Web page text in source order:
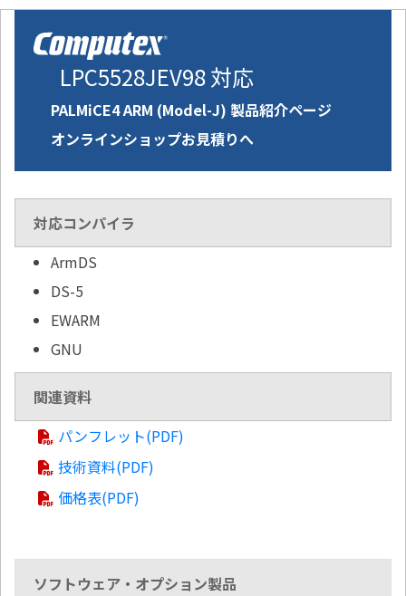
LPC5528JEV98 対応
PALMiCE4 ARM (Model-J) 製品紹介ページ
オンラインショップお見積りへ
対応コンパイラ
ArmDS
DS-5
EWARM
GNU
関連資料
パンフレット(PDF)
技術資料(PDF)
価格表(PDF)
ソフトウェア・オプション製品